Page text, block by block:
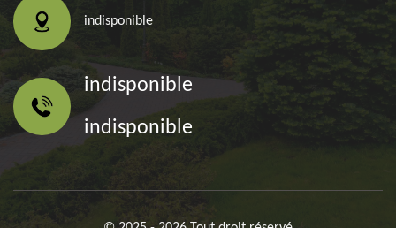
indisponible
indisponible
indisponible